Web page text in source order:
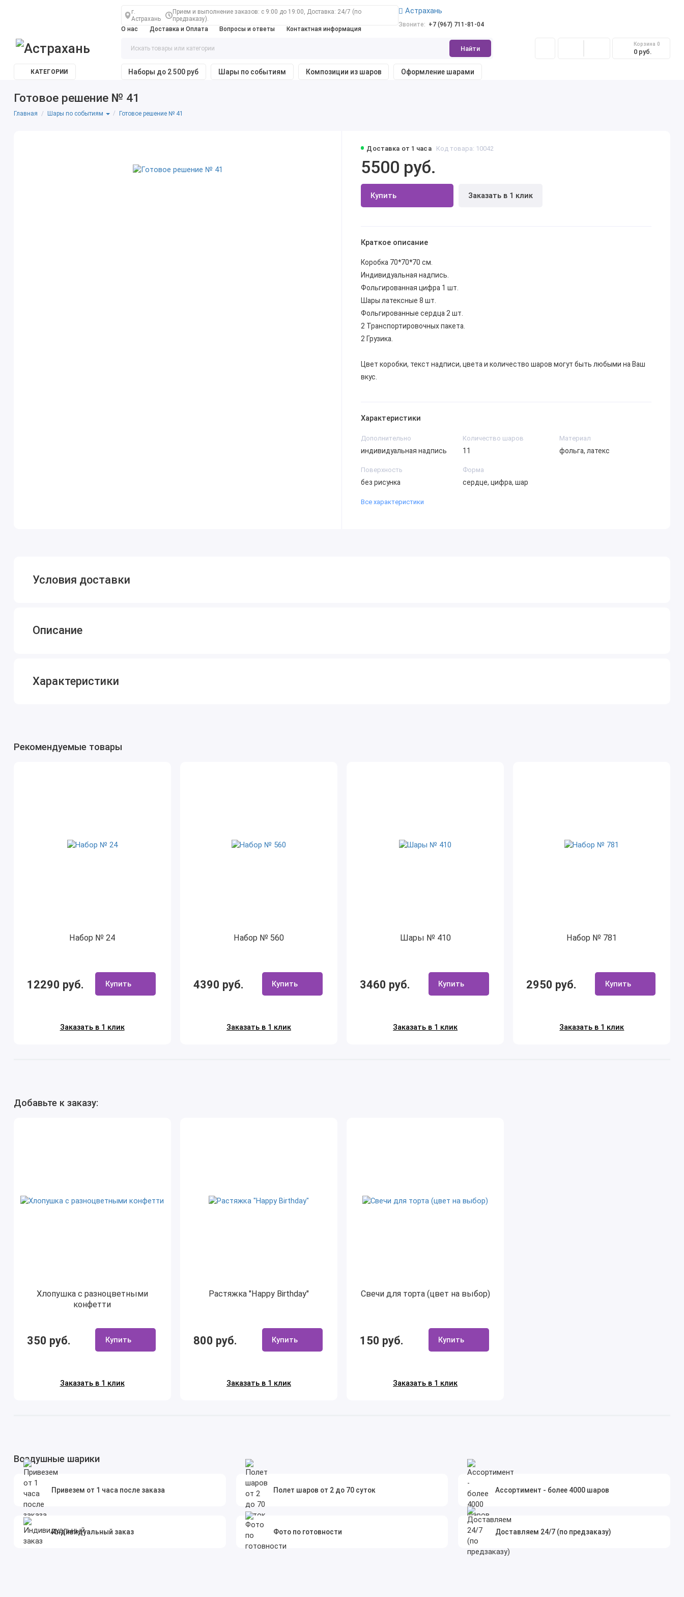
г.
Астрахань
Прием и выполнение заказов: с 9:00 до 19:00, Доставка: 24/7 (по
предзаказу).
О нас
Доставка и Оплата Вопросы и ответы Контактная информация
Астрахань
Звоните: +7 (967) 711-81-04
Найти
Корзина 0
0 руб.
КАТЕГОРИИ Наборы до 2 500 руб Шары по событиям Композиции из шаров Оформление шарами
Готовое решение № 41
Главная Шары по событиям Готовое решение № 41
Доставка от 1 часа Код товара: 10042
5500 руб.
Купить Заказать в 1 клик
Краткое описание
Коробка 70*70*70 см.
Индивидуальная надпись.
Фольгированная цифра 1 шт.
Шары латексные 8 шт.
Фольгированные сердца 2 шт.
2 Транспортировочных пакета.
2 Грузика.
Цвет коробки, текст надписи, цвета и количество шаров могут быть любыми на Ваш
вкус.
Характеристики
Дополнительно
индивидуальная надпись
Количество шаров
11
Материал
фольга, латекс
Поверхность
без рисунка
Форма
сердце, цифра, шар
Все характеристики
Условия доставки
Описание
Характеристики
Рекомендуемые товары
Набор № 24
12290 руб. Купить
Заказать в 1 клик
Набор № 560
4390 руб. Купить
Заказать в 1 клик
Шары № 410
3460 руб. Купить
Заказать в 1 клик
Набор № 781
2950 руб. Купить
Заказать в 1 клик
Добавьте к заказу:
Хлопушка с разноцветными
конфетти
350 руб. Купить
Заказать в 1 клик
Растяжка "Happy Birthday"
800 руб. Купить
Заказать в 1 клик
Свечи для торта (цвет на выбор)
150 руб. Купить
Заказать в 1 клик
Воздушные шарики
Привезем от 1 часа после заказа Полет шаров от 2 до 70 суток Ассортимент - более 4000 шаров
Индивидуальный заказ Фото по готовности Доставляем 24/7 (по предзаказу)